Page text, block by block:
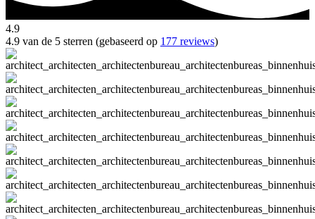
4.9
4.9 van de 5 sterren (gebaseerd op 177 reviews)